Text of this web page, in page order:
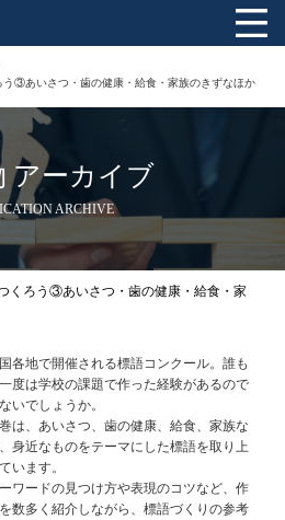
③あいさつ・歯の健康・給食・家族のきずなほか
アーカイブ
ARCHIVE
くろう③あいさつ・歯の健康・給食・家
各地で開催される標語コンクール。誰も
度は学校の課題で作った経験があるので
いでしょうか。
は、あいさつ、歯の健康、給食、家族な
身近なものをテーマにした標語を取り上
います。
ワードの見つけ方や表現のコツなど、作
数多く紹介しながら、標語づくりの参考